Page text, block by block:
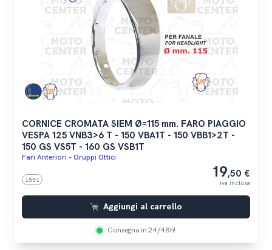
CORNICE CROMATA SIEM Ø=115 mm. FARO PIAGGIO
VESPA 125 VNB3>6 T - 150 VBA1T - 150 VBB1>2T -
150 GS VS5T - 160 GS VSB1T
Fari Anteriori - Gruppi Ottici
1591 19,50 €
iva inclusa
Aggiungi al carrello
Consegna in 24/48h!